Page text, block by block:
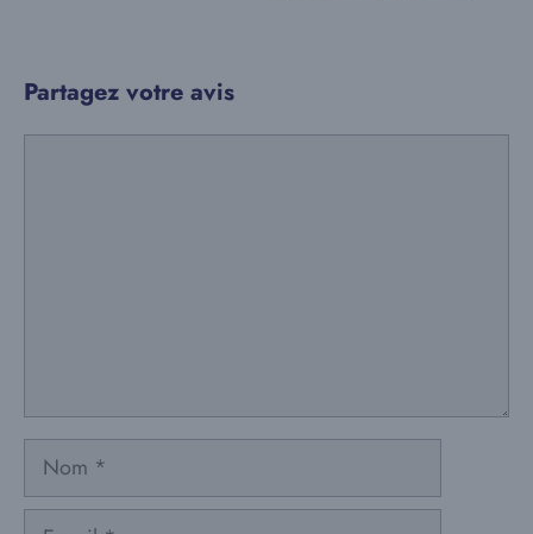
Partagez votre avis
Nom